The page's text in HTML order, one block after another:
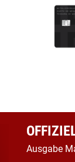
Ausgabe